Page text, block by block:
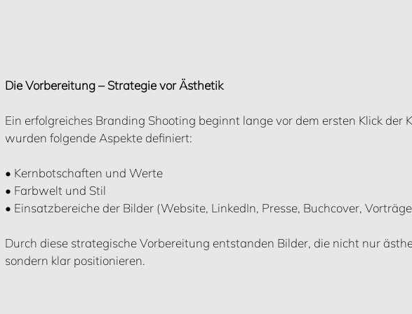
Die Vorbereitung – Strategie vor Ästhetik
Ein erfolgreiches Branding Shooting beginnt lange vor dem ersten Klick der
wurden folgende Aspekte definiert:
• Kernbotschaften und Werte
• Farbwelt und Stil
• Einsatzbereiche der Bilder (Website, LinkedIn, Presse, Buchcover,
Durch diese strategische Vorbereitung entstanden Bilder, die nicht nur
sondern klar positionieren.